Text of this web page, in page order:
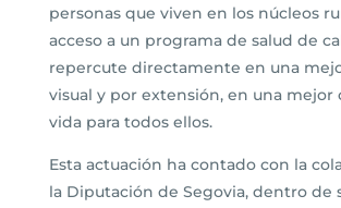
personas que viven en los núcleos
acceso a un programa de salud de
repercute directamente en una
visual y por extensión, en una mejor
vida para todos ellos.
Esta actuación ha contado con la
la Diputación de Segovia, dentro de